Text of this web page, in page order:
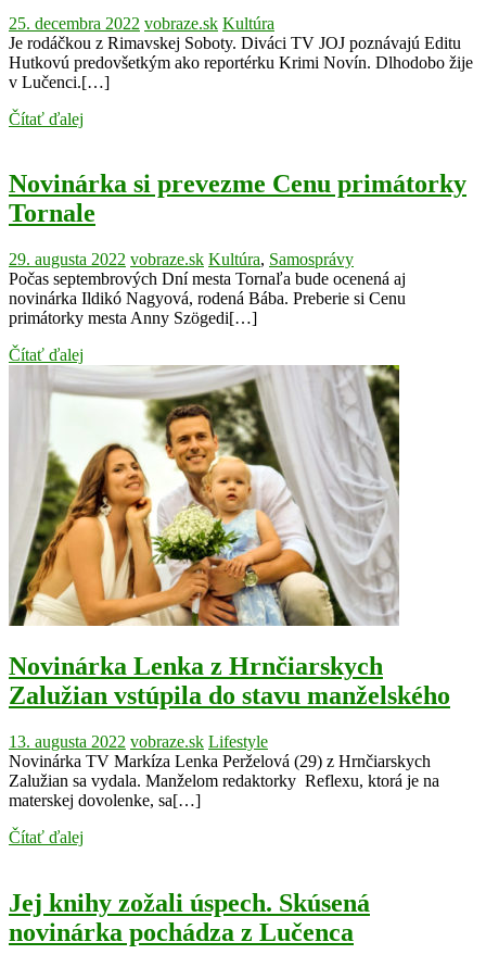
25. decembra 2022 vobraze.sk Kultúra
Je rodáčkou z Rimavskej Soboty. Diváci TV JOJ poznávajú Editu
Hutkovú predovšetkým ako reportérku Krimi Novín. Dlhodobo žije
v Lučenci.[…]
Čítať ďalej
Novinárka si prevezme Cenu primátorky
Tornale
29. augusta 2022 vobraze.sk Kultúra, Samosprávy
Počas septembrových Dní mesta Tornaľa bude ocenená aj
novinárka Ildikó Nagyová, rodená Bába. Preberie si Cenu
primátorky mesta Anny Szögedi[…]
Čítať ďalej
Novinárka Lenka z Hrnčiarskych
Zalužian vstúpila do stavu manželského
13. augusta 2022 vobraze.sk Lifestyle
Novinárka TV Markíza Lenka Perželová (29) z Hrnčiarskych
Zalužian sa vydala. Manželom redaktorky Reflexu, ktorá je na
materskej dovolenke, sa[…]
Čítať ďalej
Jej knihy zožali úspech. Skúsená
novinárka pochádza z Lučenca